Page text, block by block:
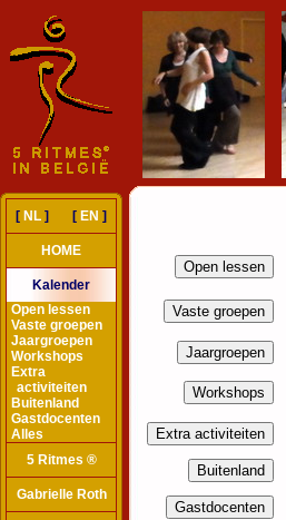
[ NL ] [ EN ]
HOME
Kalender
Open lessen
Vaste groepen
Jaargroepen
Workshops
Extra
activiteiten
Buitenland
Gastdocenten
Alles
5 Ritmes ®
Gabrielle Roth